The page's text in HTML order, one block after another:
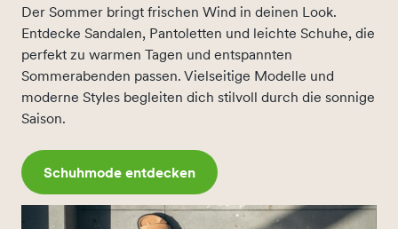
Der Sommer bringt frischen Wind in deinen Look.
Entdecke Sandalen, Pantoletten und leichte Schuhe, die
perfekt zu warmen Tagen und entspannten
Sommerabenden passen. Vielseitige Modelle und
moderne Styles begleiten dich stilvoll durch die sonnige
Saison.
Schuhmode entdecken